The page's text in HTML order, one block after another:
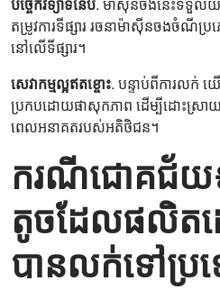
បច្ចេកវិទ្យាទំនើប. ម៉ាស៊ីនចងនេះទទួលយ
តម្រូវការទីផ្សារ រចនាម៉ាស៊ីនចងចំណីប្រភ
នៅលើទីផ្សារ។
សេវាកម្មល្អឥតខ្ចោះ. បន្ទាប់ពីការលក់
ប្រកបដោយផាសុកភាព ដើម្បីដោះស្រាយ
ពេលអនាគតរបស់អតិថិជន។
ករណីជោគជ័យ៖
តូចដែលផលិត
បានលក់ទៅប្រ